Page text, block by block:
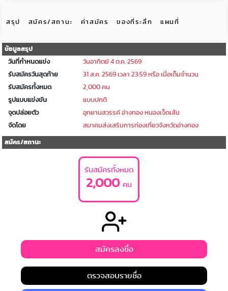
สรุป สมัคร/สถานะ ค่าสมัคร ของที่ระลึก แผนที่
ข้อมูลสรุป
วันที่กำหนดแข่ง
วันอาทิตย์ 4 ต.ค. 2569
รับสมัครวันสุดท้าย
31 ส.ค. 2569 เวลา 23:59 หรือ เมื่อเต็มจำนวน
รับสมัครทั้งหมด
2,000 คน
รูปแบบแข่งขัน
แบบปกติ
จุดปล่อยตัว
อุทยานสวรรค์ อ่างทอง หนองเจ็ดเส้น
จัดโดย
สมาคมส่งเสริมการท่องเที่ยวจังหวัดอ่างทอง
สมัคร/สถานะ
รับสมัครทั้งหมด
2,000 คน
สมัครลงชื่อ
ตรวจสอบรายชื่อ